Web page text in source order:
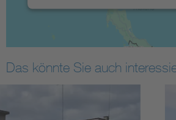
Das könnte Sie auch